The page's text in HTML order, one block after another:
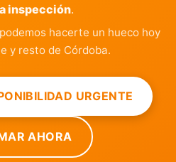
inspección.
hacerte un hueco hoy
y resto de Córdoba.
URGENTE
AHORA